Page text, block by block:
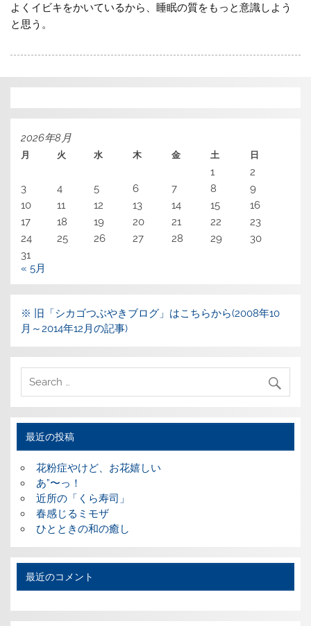
よくイビキをかいているから、睡眠の質をもっと意識しよう
と思う。
2026年8月
月 火 水 木 金 土 日
1
2
3
4 5 6 7 8
9
10
11 12 13 14 15
16
17
18 19 20 21 22
23
24
25 26 27 28 29
30
31
« 5月
※ 旧「シカゴつぶやきブログ」はこちらから(2008年10
月～2014年12月の記事)
最近の投稿
花粉症やけど、お花嬉しい
あ”〜っ！
近所の「くら寿司」
春感じるミモザ
ひとときの和の癒し
最近のコメント